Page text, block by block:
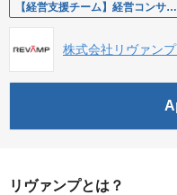
【経営支援チーム】経営コンサルタント（CMOプロフェッショナル）
株式会社リヴァン
リヴァンプとは？